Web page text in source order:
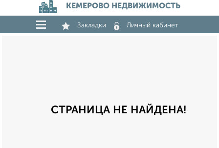
КЕМЕРОВО НЕДВИЖИМОСТЬ
Закладки Личный кабинет
СТРАНИЦА НЕ НАЙДЕНА!